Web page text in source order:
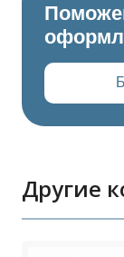
Другие